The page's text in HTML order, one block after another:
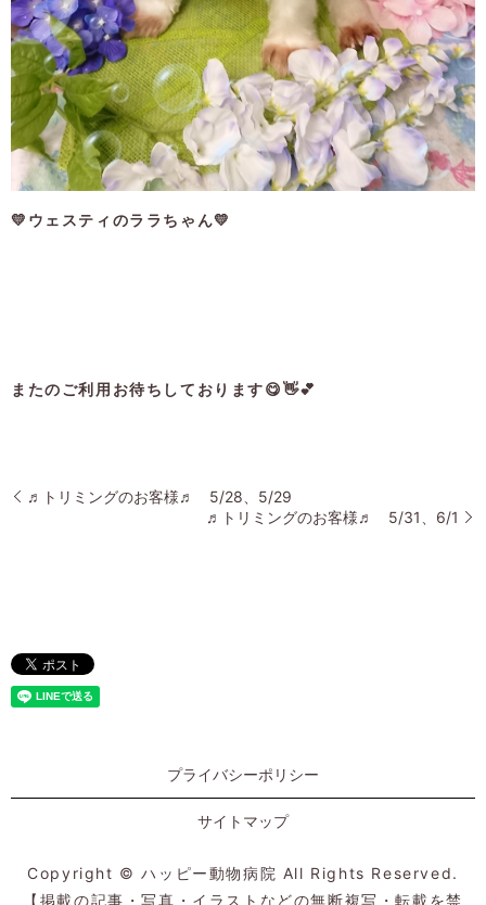
💛ウェスティのララちゃん💛
またのご利用お待ちしております😋👋💕
♬トリミングのお客様♬ 5/28、5/29
♬トリミングのお客様♬ 5/31、6/1
プライバシーポリシー
サイトマップ
Copyright © ハッピー動物病院 All Rights Reserved.
【掲載の記事・写真・イラストなどの無断複写・転載を禁